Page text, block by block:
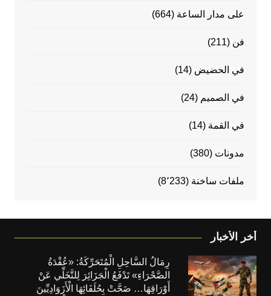
على مدار الساعة (664)
فن (211)
في الحضيض (14)
في الصميم (24)
في القمة (14)
مدونات (380)
ملفات ساخنة (8٬233)
أخر الأخبار
رِمَالُ السَّاحِلِ الْمُتَحَرِّكَةُ: «عُقْدَةُ
الصَّحْرَاءِ» تَدْفَعُ الْجَزَائِرَ لِلتَّخَلِّي عَنْ
أَوْرَاقِهَا… ضَحَّتْ بِحُلَفَائِهَا الْأَزَوَادِيِّينَ